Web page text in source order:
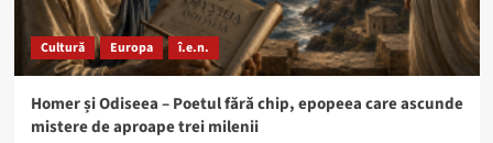
Cultură Europa î.e.n.
Homer și Odiseea – Poetul fără chip, epopeea care ascunde
mistere de aproape trei milenii